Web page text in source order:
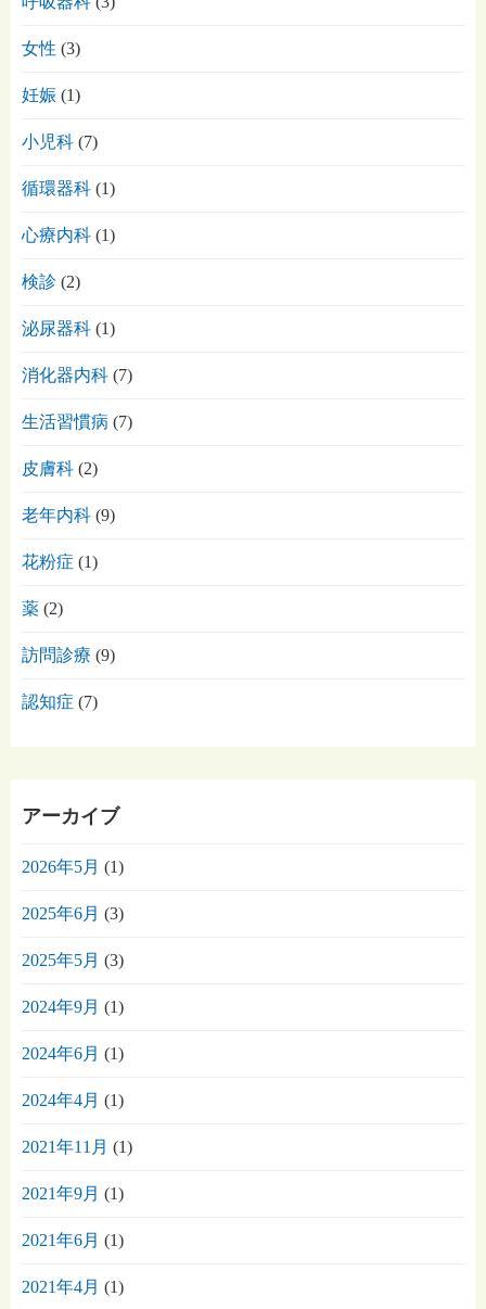
女性 (3)
妊娠 (1)
小児科 (7)
循環器科 (1)
心療内科 (1)
検診 (2)
泌尿器科 (1)
消化器内科 (7)
生活習慣病 (7)
皮膚科 (2)
老年内科 (9)
花粉症 (1)
薬 (2)
訪問診療 (9)
認知症 (7)
アーカイブ
2026年5月 (1)
2025年6月 (3)
2025年5月 (3)
2024年9月 (1)
2024年6月 (1)
2024年4月 (1)
2021年11月 (1)
2021年9月 (1)
2021年6月 (1)
2021年4月 (1)